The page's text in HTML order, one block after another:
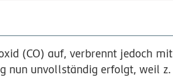
(CO) auf, verbrennt jedoch mit
nun unvollständig erfolgt, weilz.